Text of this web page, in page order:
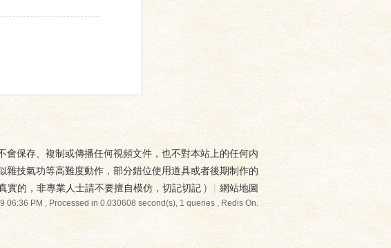
保存、複制或傳播任何視頻文件，也不對本站上的任何内
技氣功等高難度動作，部分錯位使用道具或者後期制作的
實的，非專業人士請不要擅自模仿，切記切記 ) | 網站地圖
06:36 PM, Processed in 0.030608 second(s), 1 queries , Redis On.